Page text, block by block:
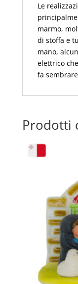
Le
marmo,
di stoffa e
mano,
elettrico
fa
Prodotti